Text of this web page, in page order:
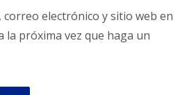
electrónico y sitio web en
la próxima vez que haga un